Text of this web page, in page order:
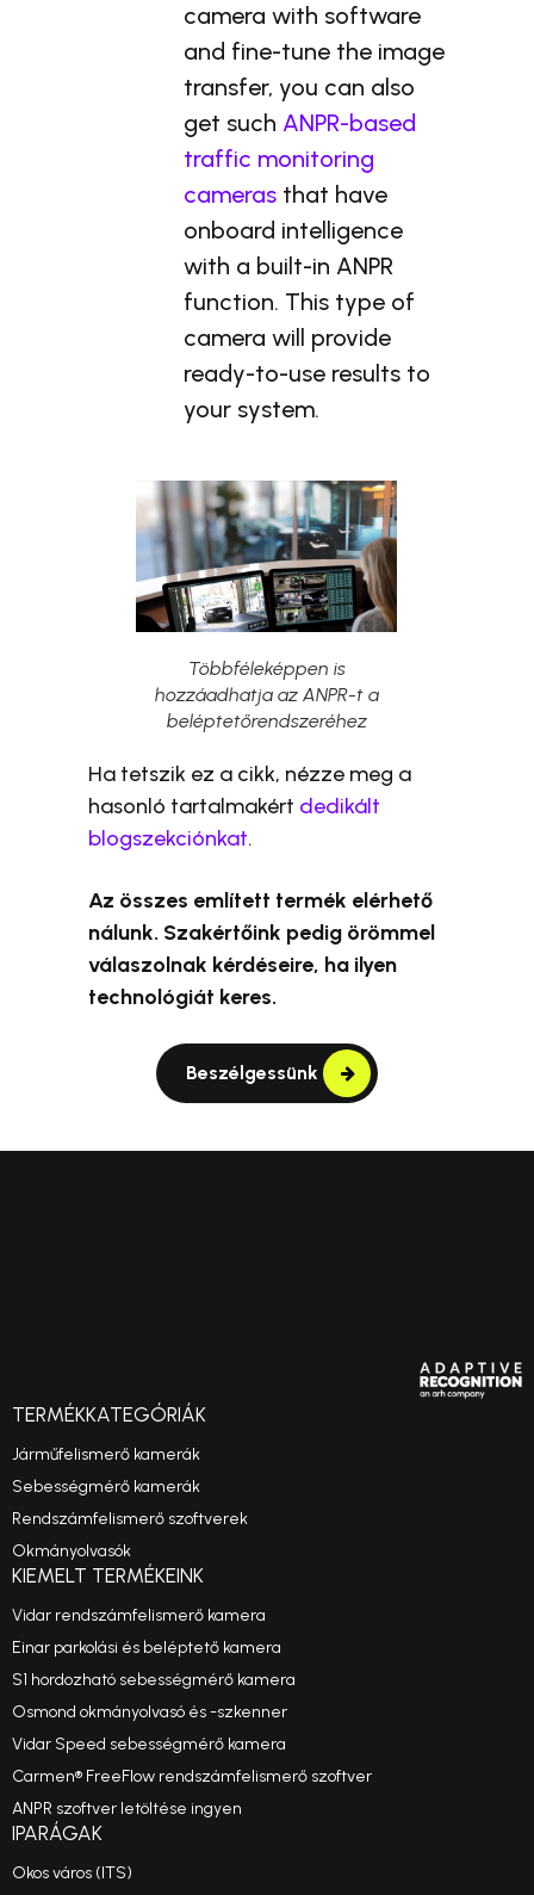
camera with software
and fine-tune the image
transfer, you can also
get such ANPR-based
traffic monitoring
cameras that have
onboard intelligence
with a built-in ANPR
function. This type of
camera will provide
ready-to-use results to
your system.
Többféleképpen is
hozzáadhatja az ANPR-t a
beléptetőrendszeréhez
Ha tetszik ez a cikk, nézze meg a
hasonló tartalmakért dedikált
blogszekciónkat.
Az összes említett termék elérhető
nálunk. Szakértőink pedig örömmel
válaszolnak kérdéseire, ha ilyen
technológiát keres.
Beszélgessünk
TERMÉKKATEGÓRIÁK
Járműfelismerő kamerák
Sebességmérő kamerák
Rendszámfelismerő szoftverek
Okmányolvasók
KIEMELT TERMÉKEINK
Vidar rendszámfelismerő kamera
Einar parkolási és beléptető kamera
S1 hordozható sebességmérő kamera
Osmond okmányolvasó és -szkenner
Vidar Speed sebességmérő kamera
Carmen® FreeFlow rendszámfelismerő szoftver
ANPR szoftver letöltése ingyen
IPARÁGAK
Okos város (ITS)